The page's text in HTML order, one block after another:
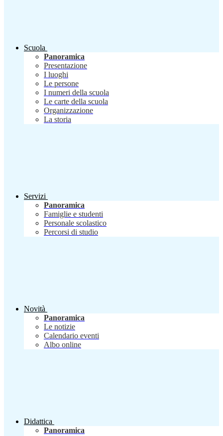
Scuola
Panoramica
Presentazione
I luoghi
Le persone
I numeri della scuola
Le carte della scuola
Organizzazione
La storia
Servizi
Panoramica
Famiglie e studenti
Personale scolastico
Percorsi di studio
Novità
Panoramica
Le notizie
Calendario eventi
Albo online
Didattica
Panoramica